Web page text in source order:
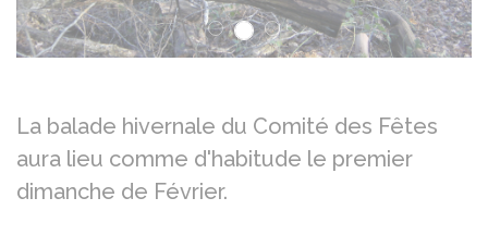
La balade hivernale du Comité des Fêtes
aura lieu comme d'habitude le premier
dimanche de Février.